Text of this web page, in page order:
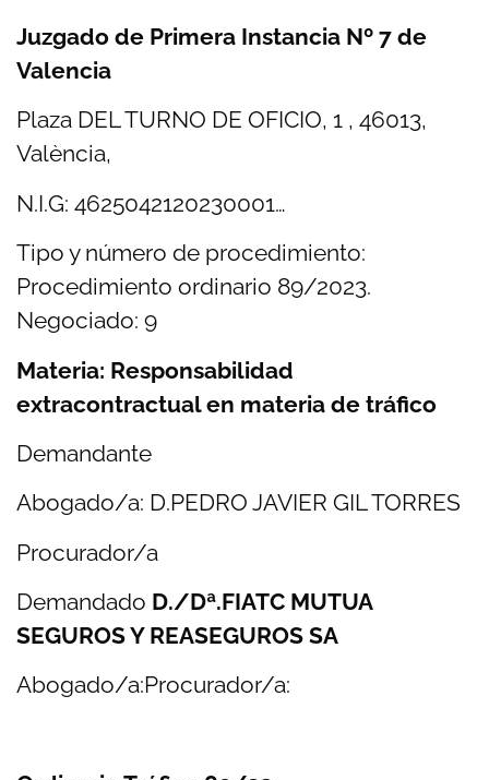
Juzgado de Primera Instancia Nº 7 de
Valencia
Plaza DEL TURNO DE OFICIO, 1 , 46013,
València,
N.I.G: 4625042120230001…
Tipo y número de procedimiento:
Procedimiento ordinario 89/2023.
Negociado: 9
Materia: Responsabilidad
extracontractual en materia de tráfico
Demandante
Abogado/a: D.PEDRO JAVIER GIL TORRES
Procurador/a
Demandado D./Dª.FIATC MUTUA
SEGUROS Y REASEGUROS SA
Abogado/a:Procurador/a: